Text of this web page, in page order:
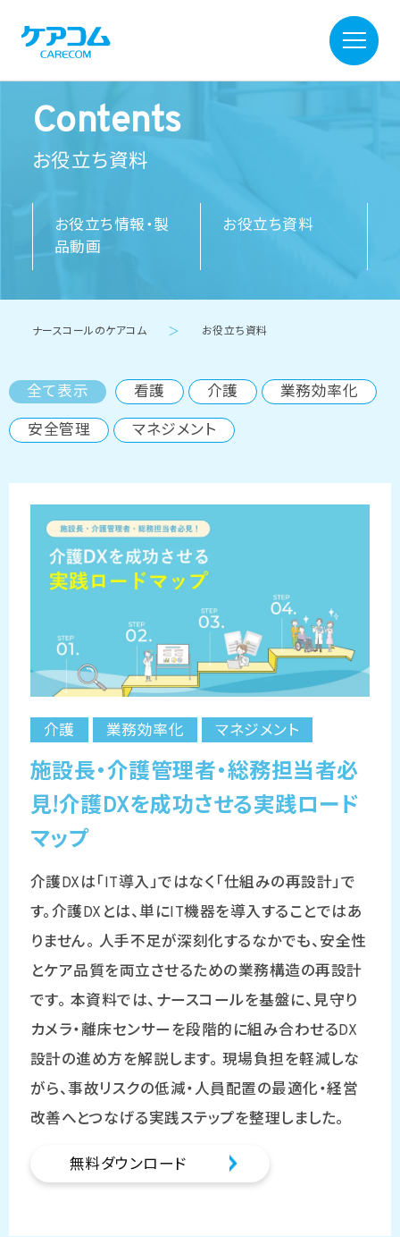
Contents
お役立ち資料
お役立ち情報・製
品動画
お役立ち資料
ナースコールのケアコム ＞ お役立ち資料
全て表示 看護 介護 業務効率化
安全管理 マネジメント
介護 業務効率化 マネジメント
施設長・介護管理者・総務担当者必
見!介護DXを成功させる実践ロード
マップ
介護DXは「IT導入」ではなく「仕組みの再設計」で
す。介護DXとは、単にIT機器を導入することではあ
りません。 人手不足が深刻化するなかでも、安全性
とケア品質を両立させるための業務構造の再設計
です。 本資料では、ナースコールを基盤に、見守り
カメラ・離床センサーを段階的に組み合わせるDX
設計の進め方を解説します。 現場負担を軽減しな
がら、事故リスクの低減・人員配置の最適化・経営
改善へとつなげる実践ステップを整理しました。
無料ダウンロード